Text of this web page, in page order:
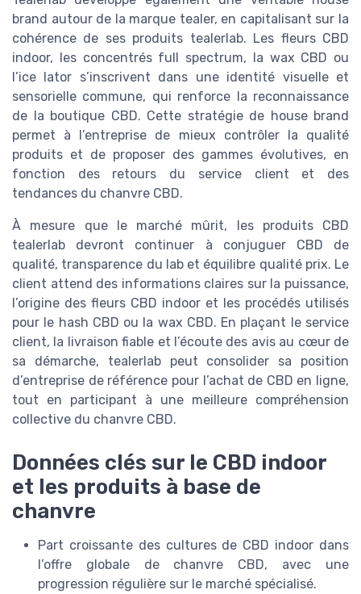
brand autour de la marque tealer, en capitalisant sur la
cohérence de ses produits tealerlab. Les fleurs CBD
indoor, les concentrés full spectrum, la wax CBD ou
l’ice lator s’inscrivent dans une identité visuelle et
sensorielle commune, qui renforce la reconnaissance
de la boutique CBD. Cette stratégie de house brand
permet à l’entreprise de mieux contrôler la qualité
produits et de proposer des gammes évolutives, en
fonction des retours du service client et des
tendances du chanvre CBD.
À mesure que le marché mûrit, les produits CBD
tealerlab devront continuer à conjuguer CBD de
qualité, transparence du lab et équilibre qualité prix. Le
client attend des informations claires sur la puissance,
l’origine des fleurs CBD indoor et les procédés utilisés
pour le hash CBD ou la wax CBD. En plaçant le service
client, la livraison fiable et l’écoute des avis au cœur de
sa démarche, tealerlab peut consolider sa position
d’entreprise de référence pour l’achat de CBD en ligne,
tout en participant à une meilleure compréhension
collective du chanvre CBD.
Données clés sur le CBD indoor
et les produits à base de
chanvre
Part croissante des cultures de CBD indoor dans
l’offre globale de chanvre CBD, avec une
progression régulière sur le marché spécialisé.